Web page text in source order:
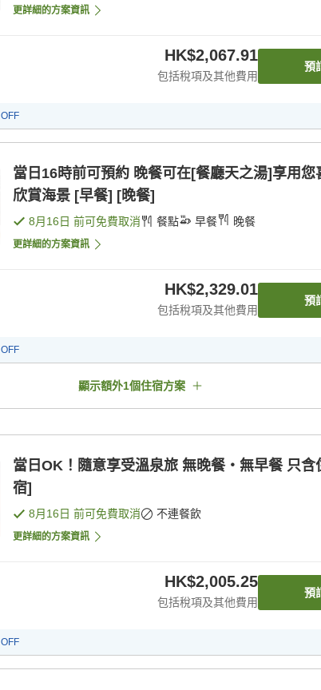
更詳細的方案資訊
HK$2,067.91
包括稅項及其他費用
預
OFF
當日16時前可預約 晚餐可在[餐廳天之湯]享用您
欣賞海景 [早餐] [晚餐]
8月16日 前可免費取消 餐點 早餐 晚餐
更詳細的方案資訊
HK$2,329.01
包括稅項及其他費用
預
OFF
顯示額外1個住宿方案
當日OK！隨意享受溫泉旅 無晚餐・無早餐 只含
宿]
8月16日 前可免費取消 不連餐飲
更詳細的方案資訊
HK$2,005.25
包括稅項及其他費用
預
OFF